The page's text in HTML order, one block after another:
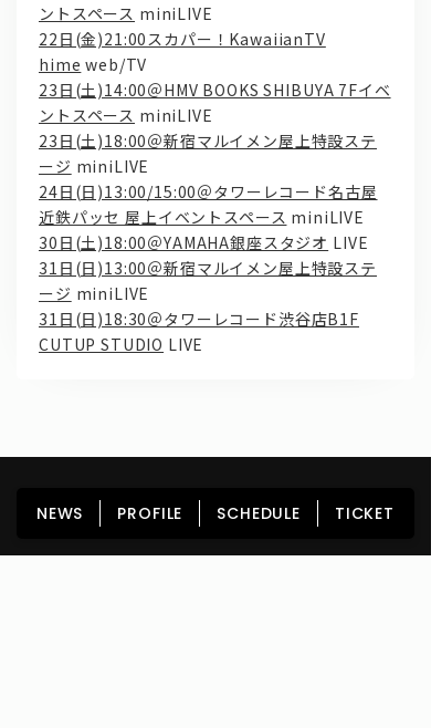
ントスペース miniLIVE
22日(金)21:00スカパー！KawaiianTV
hime web/TV
23日(土)14:00＠HMV BOOKS SHIBUYA 7Fイベ
ントスペース miniLIVE
23日(土)18:00＠新宿マルイメン屋上特設ステ
ージ miniLIVE
24日(日)13:00/15:00＠タワーレコード名古屋
近鉄パッセ 屋上イベントスペース miniLIVE
30日(土)18:00＠YAMAHA銀座スタジオ LIVE
31日(日)13:00＠新宿マルイメン屋上特設ステ
ージ miniLIVE
31日(日)18:30＠タワーレコード渋谷店B1F
CUTUP STUDIO LIVE
HOME NEWS PROFILE
SCHEDULE
DISCOGRAPHY
GOODS FAN CLUB
NEWS PROFILE SCHEDULE TICKET
lyrical school official web shop